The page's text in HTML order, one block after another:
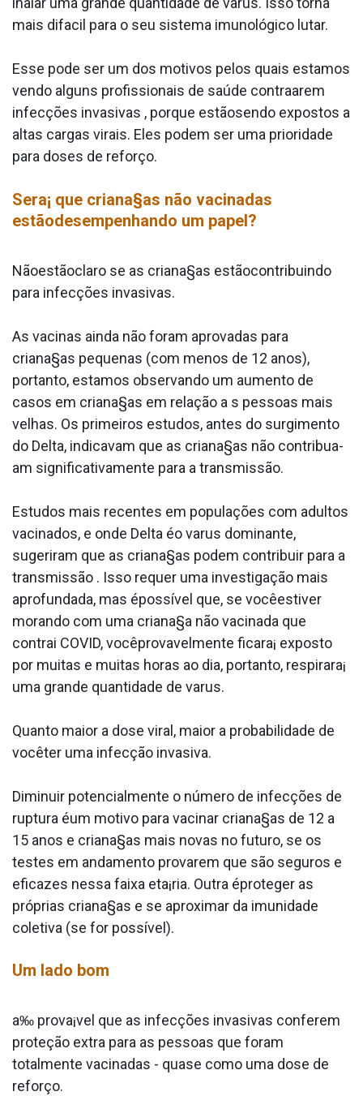
mais difa­cil para o seu sistema imunológico lutar.
Esse pode ser um dos motivos pelos quais estamos
vendo alguns profissionais de saúde contraa­rem
infecções invasivas , porque estãosendo expostos a
altas cargas virais. Eles podem ser uma prioridade
para doses de reforço.
Sera¡ que criana§as não vacinadas
estãodesempenhando um papel?
Nãoestãoclaro se as criana§as estãocontribuindo
para infecções invasivas.
As vacinas ainda não foram aprovadas para
criana§as pequenas (com menos de 12 anos),
portanto, estamos observando um aumento de
casos em criana§as em relação a s pessoas mais
velhas. Os primeiros estudos, antes do surgimento
do Delta, indicavam que as criana§as não contribua­
am significativamente para a transmissão.
Estudos mais recentes em populações com adultos
vacinados, e onde Delta éo va­rus dominante,
sugeriram que as criana§as podem contribuir para a
transmissão . Isso requer uma investigação mais
aprofundada, mas épossí­vel que, se vocêestiver
morando com uma criana§a não vacinada que
contrai COVID, vocêprovavelmente ficara¡ exposto
por muitas e muitas horas ao dia, portanto, respirara¡
uma grande quantidade de va­rus.
Quanto maior a dose viral, maior a probabilidade de
vocêter uma infecção invasiva.
Diminuir potencialmente o número de infecções de
ruptura éum motivo para vacinar criana§as de 12 a
15 anos e criana§as mais novas no futuro, se os
testes em andamento provarem que são seguros e
eficazes nessa faixa eta¡ria. Outra éproteger as
próprias criana§as e se aproximar da imunidade
coletiva (se for possí­vel).
Um lado bom
a‰ prova¡vel que as infecções invasivas conferem
proteção extra para as pessoas que foram
totalmente vacinadas - quase como uma dose de
reforço.